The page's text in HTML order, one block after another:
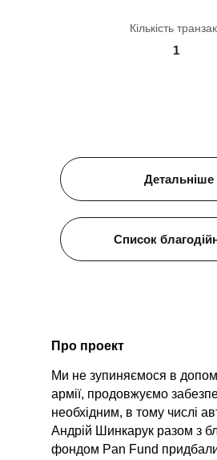
Список
Детальніше
1
Кількість
Про проект
Ми не зупиняємося в
армії, продовжуємо
необхідним, в тому числі
Андрій Шинкарук разом з
фондом Pan Fund